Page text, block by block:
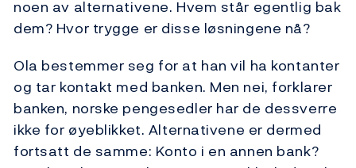
noen av alternativene. Hvem står egentlig bak
dem? Hvor trygge er disse løsningene nå?
Ola bestemmer seg for at han vil ha kontanter
og tar kontakt med banken. Men nei, forklarer
banken, norske pengesedler har de dessverre
ikke for øyeblikket. Alternativene er dermed
fortsatt de samme: Konto i en annen bank?